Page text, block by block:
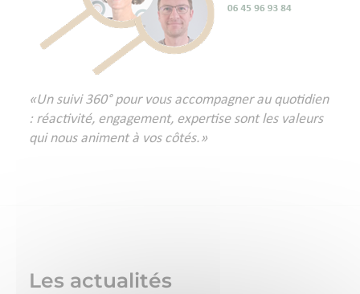
«Un suivi 360° pour vous accompagner au quotidien
: réactivité, engagement, expertise sont les valeurs
qui nous animent à vos côtés.»
Les actualités